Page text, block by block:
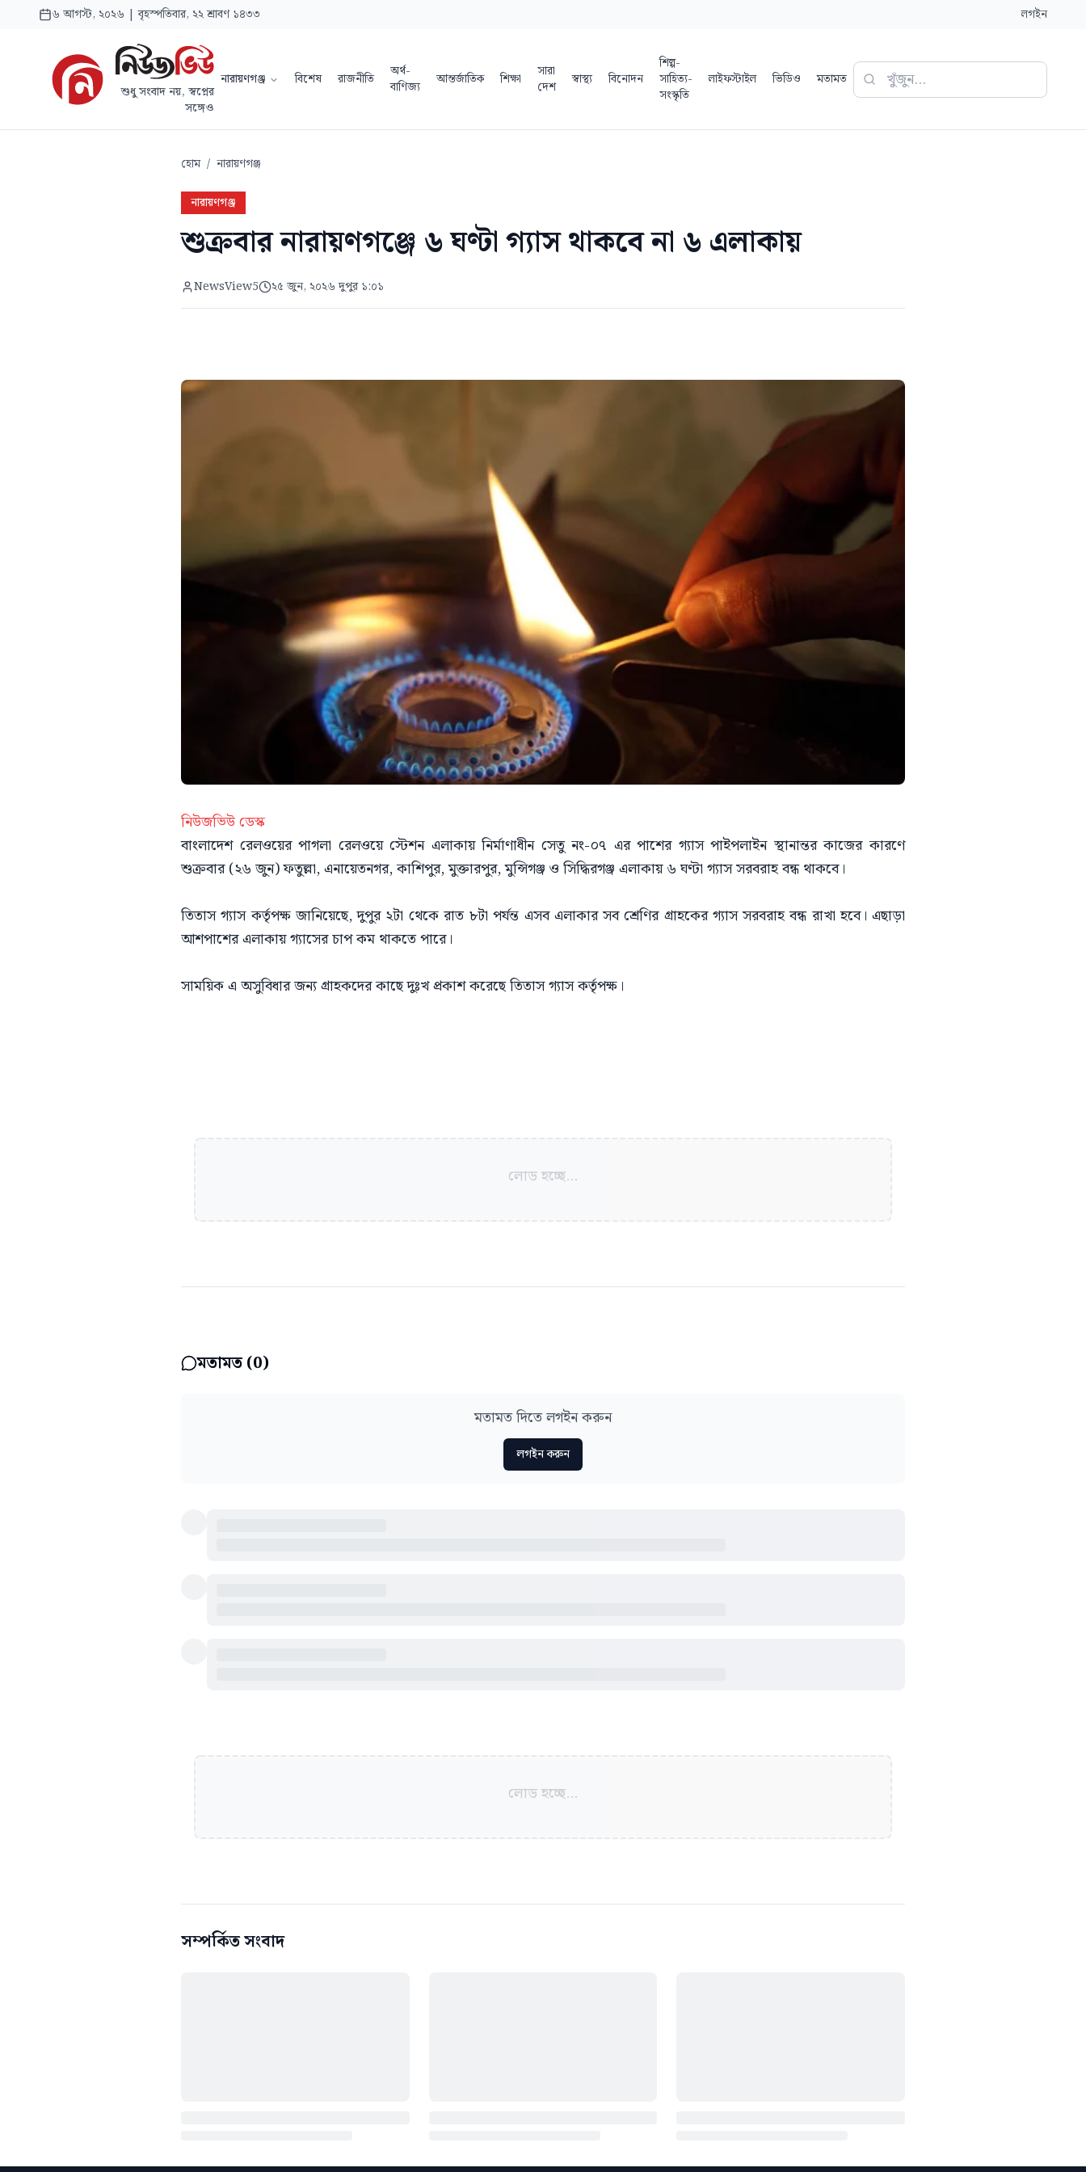
৬ আগস্ট, ২০২৬ | বৃহস্পতিবার, ২২ শ্রাবণ ১৪৩৩ লগইন
শুধু সংবাদ নয়, স্বপ্নের
সঙ্গেও
নারায়ণগঞ্জ বিশেষ রাজনীতি
অর্থ-
বাণিজ্য
আন্তর্জাতিক শিক্ষা
সারা
দেশ
স্বাস্থ্য বিনোদন
শিল্প-
সাহিত্য-
সংস্কৃতি
লাইফস্টাইল ভিডিও মতামত
হোম / নারায়ণগঞ্জ
নারায়ণগঞ্জ
শুক্রবার নারায়ণগঞ্জে ৬ ঘণ্টা গ্যাস থাকবে না ৬ এলাকায়
NewsView5 ২৫ জুন, ২০২৬ দুপুর ১:০১
নিউজভিউ ডেস্ক
বাংলাদেশ রেলওয়ের পাগলা রেলওয়ে স্টেশন এলাকায় নির্মাণাধীন সেতু নং-০৭ এর পাশের গ্যাস পাইপলাইন স্থানান্তর কাজের কারণে
শুক্রবার (২৬ জুন) ফতুল্লা, এনায়েতনগর, কাশিপুর, মুক্তারপুর, মুন্সিগঞ্জ ও সিদ্ধিরগঞ্জ এলাকায় ৬ ঘণ্টা গ্যাস সরবরাহ বন্ধ থাকবে।
তিতাস গ্যাস কর্তৃপক্ষ জানিয়েছে, দুপুর ২টা থেকে রাত ৮টা পর্যন্ত এসব এলাকার সব শ্রেণির গ্রাহকের গ্যাস সরবরাহ বন্ধ রাখা হবে। এছাড়া
আশপাশের এলাকায় গ্যাসের চাপ কম থাকতে পারে।
সাময়িক এ অসুবিধার জন্য গ্রাহকদের কাছে দুঃখ প্রকাশ করেছে তিতাস গ্যাস কর্তৃপক্ষ।
লোড হচ্ছে...
মতামত (0)
মতামত দিতে লগইন করুন
লগইন করুন
লোড হচ্ছে...
সম্পর্কিত সংবাদ